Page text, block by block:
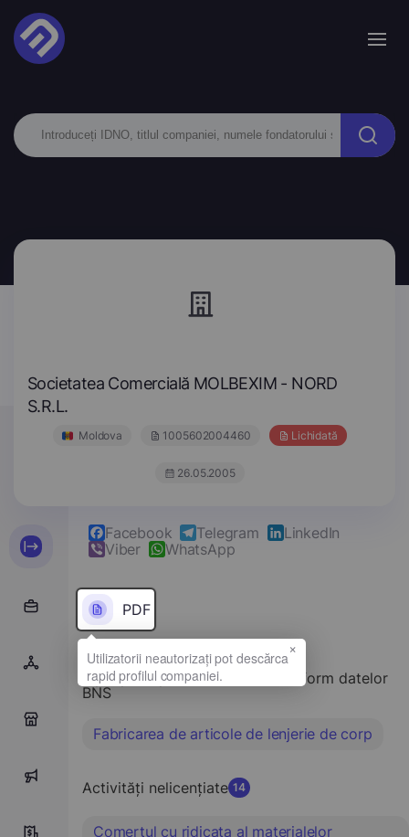
Societatea Comercială MOLBEXIM - NORD
S.R.L.
Moldova 1005602004460 Lichidată
26.05.2005
6
Facebook Telegram
LinkedIn
Viber
WhatsApp
PDF
Tipul principal de activitate conform datelor
BNS
Fabricarea de articole de lenjerie de corp
Activități nelicențiate 14
Comerţul cu ridicata al materialelor
×